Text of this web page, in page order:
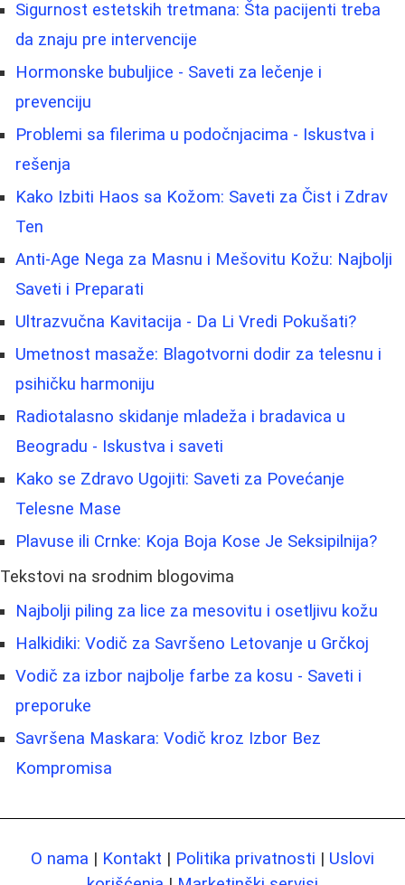
Sigurnost estetskih tretmana: Šta pacijenti treba
da znaju pre intervencije
Hormonske bubuljice - Saveti za lečenje i
prevenciju
Problemi sa filerima u podočnjacima - Iskustva i
rešenja
Kako Izbiti Haos sa Kožom: Saveti za Čist i Zdrav
Ten
Anti-Age Nega za Masnu i Mešovitu Kožu: Najbolji
Saveti i Preparati
Ultrazvučna Kavitacija - Da Li Vredi Pokušati?
Umetnost masaže: Blagotvorni dodir za telesnu i
psihičku harmoniju
Radiotalasno skidanje mladeža i bradavica u
Beogradu - Iskustva i saveti
Kako se Zdravo Ugojiti: Saveti za Povećanje
Telesne Mase
Plavuse ili Crnke: Koja Boja Kose Je Seksipilnija?
Tekstovi na srodnim blogovima
Najbolji piling za lice za mesovitu i osetljivu kožu
Halkidiki: Vodič za Savršeno Letovanje u Grčkoj
Vodič za izbor najbolje farbe za kosu - Saveti i
preporuke
Savršena Maskara: Vodič kroz Izbor Bez
Kompromisa
O nama | Kontakt | Politika privatnosti | Uslovi